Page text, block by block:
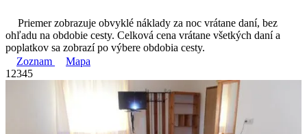
Priemer zobrazuje obvyklé náklady za noc vrátane daní, bez
ohľadu na obdobie cesty. Celková cena vrátane všetkých daní a
poplatkov sa zobrazí po výbere obdobia cesty.
Zoznam
Mapa
1 2345